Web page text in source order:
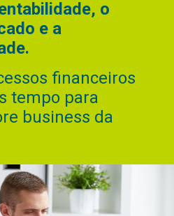
o
e a
financeiros
tempo para
business da